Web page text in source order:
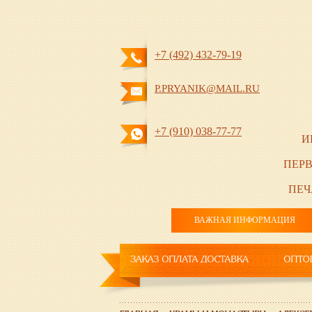
+7 (492) 432-79-19
P.PRYANIK@MAIL.RU
+7 (910) 038-77-77
ВАЖНАЯ ИНФОРМАЦИЯ